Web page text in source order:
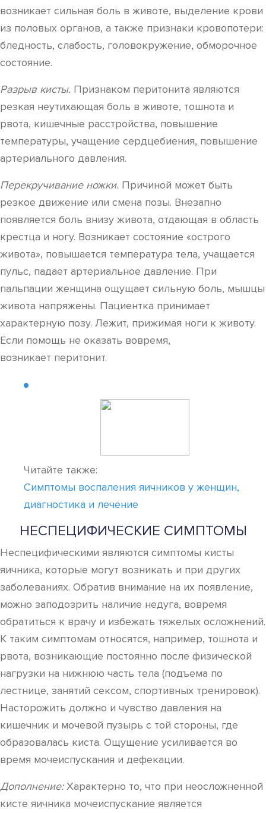
возникает сильная боль в животе, выделение крови
из половых органов, а также признаки кровопотери:
бледность, слабость, головокружение, обморочное
состояние.
Разрыв кисты. Признаком перитонита являются
резкая неутихающая боль в животе, тошнота и
рвота, кишечные расстройства, повышение
температуры, учащение сердцебиения, повышение
артериального давления.
Перекручивание ножки. Причиной может быть
резкое движение или смена позы. Внезапно
появляется боль внизу живота, отдающая в область
крестца и ногу. Возникает состояние «острого
живота», повышается температура тела, учащается
пульс, падает артериальное давление. При
пальпации женщина ощущает сильную боль, мышцы
живота напряжены. Пациентка принимает
характерную позу. Лежит, прижимая ноги к животу.
Если помощь не оказать вовремя,
возникает перитонит.
Читайте также:
Симптомы воспаления яичников у женщин,
диагностика и лечение
НЕСПЕЦИФИЧЕСКИЕ СИМПТОМЫ
Неспецифическими являются симптомы кисты
яичника, которые могут возникать и при других
заболеваниях. Обратив внимание на их появление,
можно заподозрить наличие недуга, вовремя
обратиться к врачу и избежать тяжелых осложнений.
К таким симптомам относятся, например, тошнота и
рвота, возникающие постоянно после физической
нагрузки на нижнюю часть тела (подъема по
лестнице, занятий сексом, спортивных тренировок).
Насторожить должно и чувство давления на
кишечник и мочевой пузырь с той стороны, где
образовалась киста. Ощущение усиливается во
время мочеиспускания и дефекации.
Дополнение:Характерно то, что при неосложненной
кисте яичника мочеиспускание является